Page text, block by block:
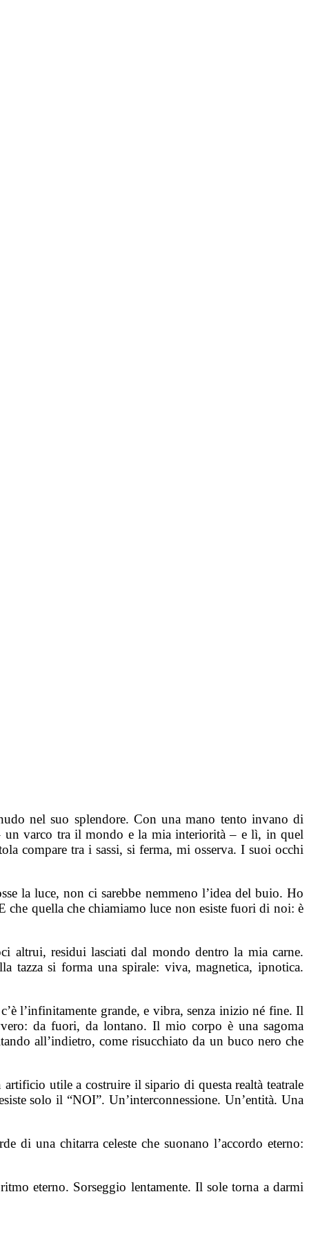
nel suo splendore. Con una mano tento invano di
un varco tra il mondo e la mia interiorità – e lì, in quel
compare tra i sassi, si ferma, mi osserva. I suoi occhi
la luce, non ci sarebbe nemmeno l’idea del buio. Ho
che quella che chiamiamo luce non esiste fuori di noi: è
altrui, residui lasciati dal mondo dentro la mia carne.
tazza si forma una spirale: viva, magnetica, ipnotica.
l’infinitamente grande, e vibra, senza inizio né fine. Il
da fuori, da lontano. Il mio corpo è una sagoma
all’indietro, come risucchiato da un buco nero che
utile a costruire il sipario di questa realtà teatrale
solo il “NOI”. Un’interconnessione. Un’entità. Una
di una chitarra celeste che suonano l’accordo eterno:
eterno. Sorseggio lentamente. Il sole torna a darmi